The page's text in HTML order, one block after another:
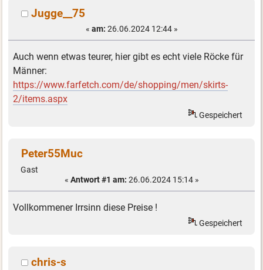
Jugge__75
« am: 26.06.2024 12:44 »
Auch wenn etwas teurer, hier gibt es echt viele Röcke für
Männer:
https://www.farfetch.com/de/shopping/men/skirts-
2/items.aspx
Gespeichert
Peter55Muc
Gast
« Antwort #1 am: 26.06.2024 15:14 »
Vollkommener Irrsinn diese Preise !
Gespeichert
chris-s